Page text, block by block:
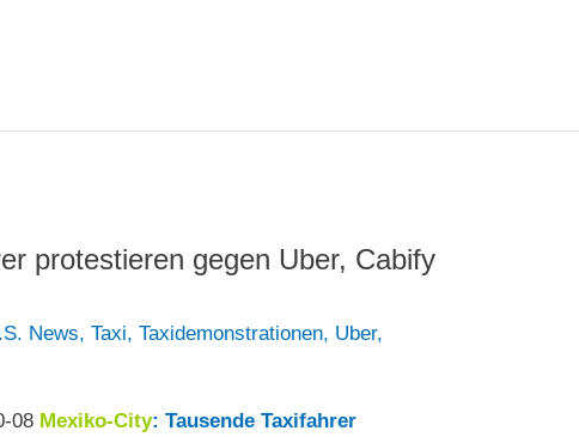
protestieren gegen Uber, Cabify
News,Taxi,Taxidemonstrationen, Uber,
08 Mexiko-City: Tausende Taxifahrer